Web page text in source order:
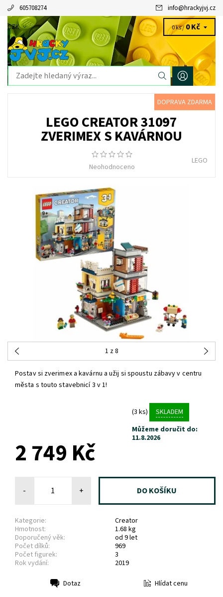
605708274 info@hrackyjvj.cz
CZK 0 ks /0 Kč
DOPRAVA ZDARMA
LEGO CREATOR 31097
ZVERIMEX S KAVÁRNOU
Neohodnoceno
LEGO
1 z 8
Postav si zverimex a kavárnu a užij si spoustu zábavy v centru
města s touto stavebnicí 3 v 1!
(3 ks)
SKLADEM
Můžeme doručit do:
11.8.2026
2 749 Kč
- +
Kategorie:
Creator
Hmotnost:
1.68 kg
Doporučený věk:
od 9 let
Počet dílků:
969
Počet figurek:
3
Rok vydání:
2019
Dotaz
Hlídat cenu